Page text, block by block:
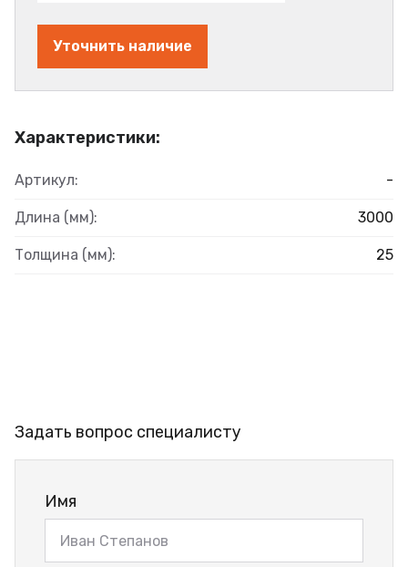
Характеристики:
Артикул: -
Длина (мм): 3000
Толщина (мм): 25
Уточнить наличие
Задать вопрос специалисту
Имя